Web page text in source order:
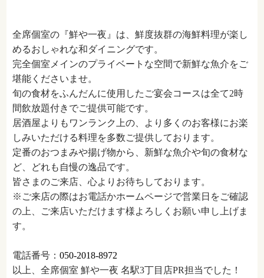
全席個室の『鮮や一夜』は、鮮度抜群の海鮮料理が楽し
めるおしゃれな和ダイニングです。
完全個室メインのプライベートな空間で新鮮な魚介をご
堪能くださいませ。
旬の食材をふんだんに使用したご宴会コースは全て2時
間飲放題付きでご提供可能です。
居酒屋よりもワンランク上の、より多くのお客様にお楽
しみいただける料理を多数ご提供しております。
定番のおつまみや揚げ物から、新鮮な魚介や旬の食材な
ど、どれも自慢の逸品です。
皆さまのご来店、心よりお待ちしております。
※ご来店の際はお電話かホームページで営業日をご確認
の上、ご来店いただけます様よろしくお願い申し上げま
す。
電話番号：050-2018-8972
以上、全席個室 鮮や一夜 名駅3丁目店PR担当でした！